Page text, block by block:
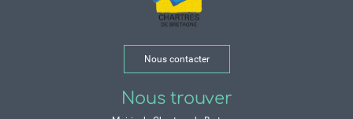
Nous contacter
Nous trouver